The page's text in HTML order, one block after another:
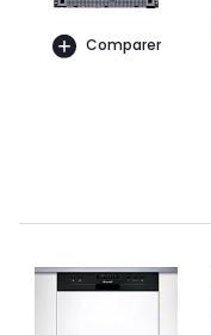
Comparer